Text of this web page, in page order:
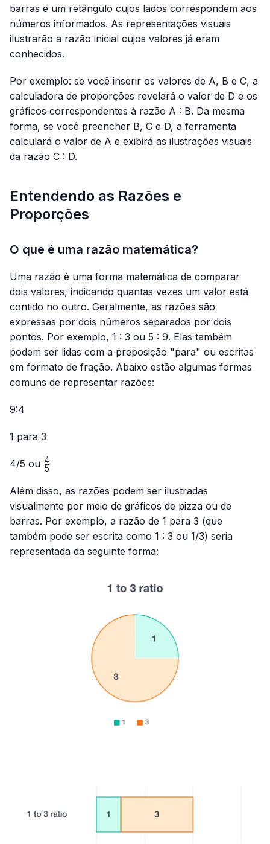
barras e um retângulo cujos lados correspondem aos
números informados. As representações visuais
ilustrarão a razão inicial cujos valores já eram
conhecidos.
Por exemplo: se você inserir os valores de A, B e C, a
calculadora de proporções revelará o valor de D e os
gráficos correspondentes à razão A : B. Da mesma
forma, se você preencher B, C e D, a ferramenta
calculará o valor de A e exibirá as ilustrações visuais
da razão C : D.
Entendendo as Razões e
Proporções
O que é uma razão matemática?
Uma razão é uma forma matemática de comparar
dois valores, indicando quantas vezes um valor está
contido no outro. Geralmente, as razões são
expressas por dois números separados por dois
pontos. Por exemplo, 1 : 3 ou 5 : 9. Elas também
podem ser lidas com a preposição "para" ou escritas
em formato de fração. Abaixo estão algumas formas
comuns de representar razões:
9:4
1 para 3
4/5 ou \frac{4}
5
4
Além disso, as razões podem ser ilustradas
visualmente por meio de gráficos de pizza ou de
barras. Por exemplo, a razão de 1 para 3 (que
também pode ser escrita como 1 : 3 ou 1/3) seria
representada da seguinte forma: